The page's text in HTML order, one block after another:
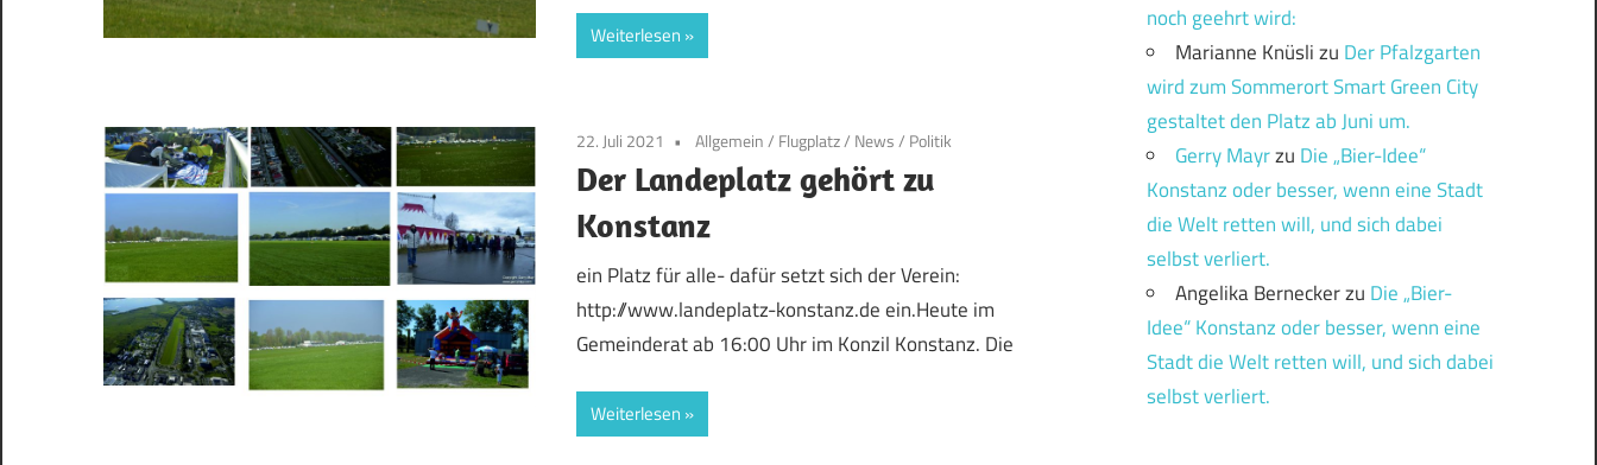
Weiterlesen
22. Juli 2021 Allgemein/ Flugplatz/ News/ Politik
Der Landeplatz gehört zu
Konstanz
ein Platz für alle- dafür setzt sich der Verein:
http://www.landeplatz-konstanz.de ein.Heute im
Gemeinderat ab 16:00 Uhr im Konzil Konstanz. Die
Weiterlesen
noch geehrt wird:
Marianne Knüslizu Der Pfalzgarten
wird zum Sommerort Smart Green City
gestaltet den Platz ab Juni um.
Gerry Mayrzu Die „Bier-Idee“
Konstanz oder besser, wenn eine Stadt
die Welt retten will, und sich dabei
selbst verliert.
Angelika Berneckerzu Die „Bier-
Idee“ Konstanz oder besser, wenn eine
Stadt die Welt retten will, und sich dabei
selbst verliert.